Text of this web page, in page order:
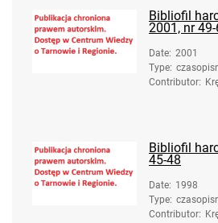
Bibliofil
2001, nr
Date: 2001
Type:
Contributor:
Bibliofil
45-48
Date: 1998
Type:
Contributor: